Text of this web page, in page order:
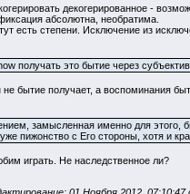
декогерированное -
абсолютна, необратима.
есть степени. Исключение из
получать это бытие через
бытие получает, а воспоминания
замысленная именно для этого,
пижонство с Его стороны, хотя и
играть. Не наследственное ли?